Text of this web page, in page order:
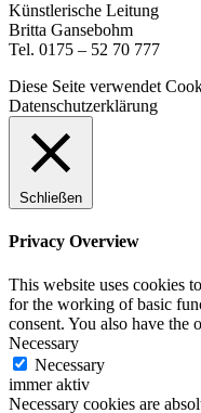
Künstlerische Leitung
Britta Gansebohm
Tel. 0175 – 52 70 777
Diese Seite verwendet
Datenschutzerklärung
Schließen
Privacy Overview
This website uses cookies
for the working of basic
consent. You also have the
Necessary
Necessary
immer aktiv
Necessary cookies are